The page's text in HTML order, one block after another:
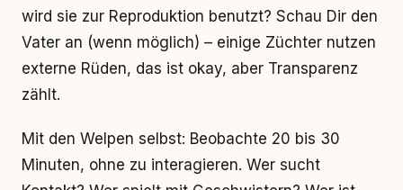
wird sie zur Reproduktion benutzt? Schau Dir den
Vater an (wenn möglich) – einige Züchter nutzen
externe Rüden, das ist okay, aber Transparenz
zählt.
Mit den Welpen selbst: Beobachte 20 bis 30
Minuten, ohne zu interagieren. Wer sucht